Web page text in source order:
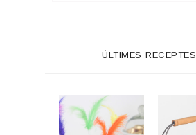
ÚLTIMES RECEPTES